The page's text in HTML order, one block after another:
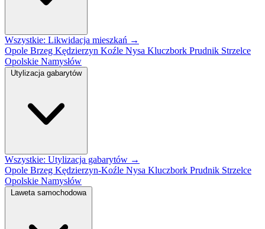
Wszystkie: Likwidacja mieszkań →
Opole Brzeg Kędzierzyn Koźle Nysa Kluczbork Prudnik Strzelce
Opolskie Namysłów
Utylizacja gabarytów
Wszystkie: Utylizacja gabarytów →
Opole Brzeg Kędzierzyn-Koźle Nysa Kluczbork Prudnik Strzelce
Opolskie Namysłów
Laweta samochodowa